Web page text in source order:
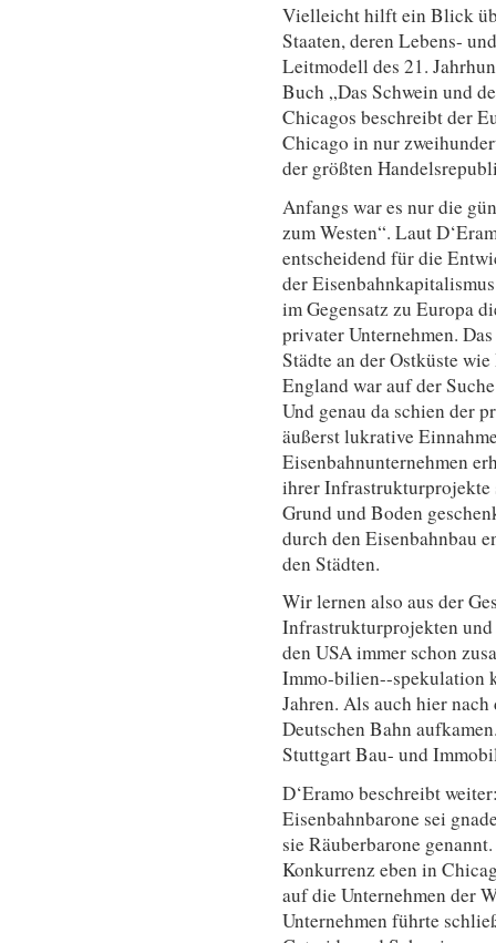
Vielleicht hilft ein Blick
Staaten, deren Lebens-
Leitmodell des 21.
Buch „Das Schwein und
Chicagos beschreibt der
Chicago in nur
der größten
Anfangs war es nur die
zum Westen“. Laut
entscheidend für die
der
im Gegensatz zu Europa
privater Unternehmen.
Städte an der Ostküste
England war auf der
Und genau da schien der
äußerst lukrative
Eisenbahnunternehmen
ihrer Infrastrukturprojekte
Grund und Boden
durch den Eisenbahnbau
den Städten.
Wir lernen also aus der
Infrastrukturprojekten
den USA immer schon
Immo-bilien--spekulation
Jahren. Als auch hier
Deutschen Bahn
Stuttgart Bau- und
D‘Eramo beschreibt
Eisenbahnbarone sei
sie Räuberbarone
Konkurrenz eben in
auf die Unternehmen der
Unternehmen führte